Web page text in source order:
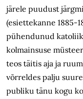
järele puudust
(esiettekanne 1885-
pühendunud
kolmainsuse
teos täitis aja ja
võrreldes palju
publiku tänu kogu